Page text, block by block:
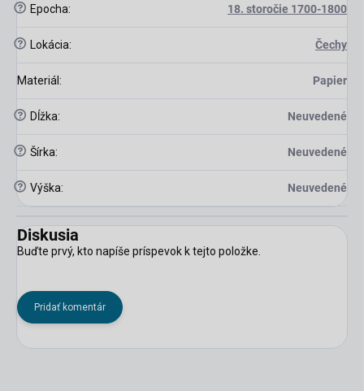
? Epocha: 18. storočie 1700-1800
? Lokácia: Čechy
Materiál : Papier
? Dĺžka: Neuvedené
? Šírka: Neuvedené
? Výška: Neuvedené
Diskusia
Buďte prvý, kto napíše príspevok k tejto položke.
Pridať komentár